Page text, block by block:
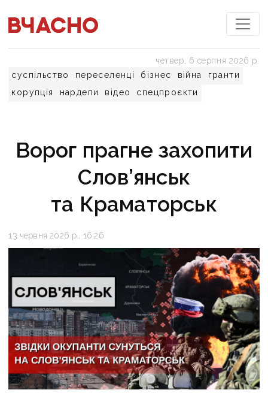
суспільство переселенці бізнес війна
гранти
корупція
нардепи відео спецпроєкти
четвер, 6 серпня 2026 р.
Ворог прагне захопити
Слов’янськ
та Краматорськ
13 червня 2026 р., 16:26